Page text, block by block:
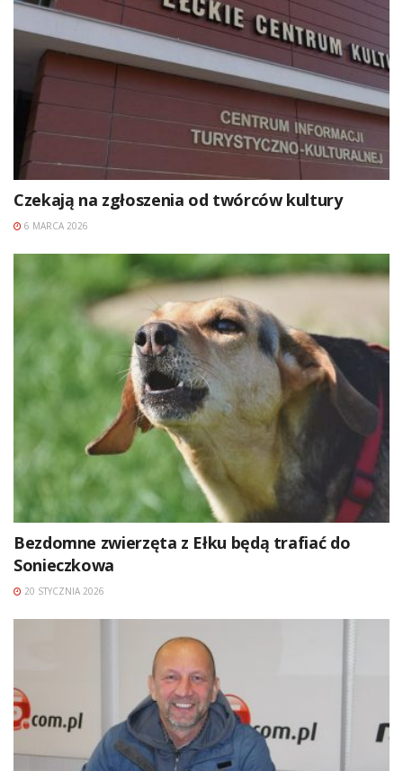
Czekają na zgłoszenia od twórców kultury
6 MARCA 2026
Bezdomne zwierzęta z Ełku będą trafiać do
Sonieczkowa
20 STYCZNIA 2026